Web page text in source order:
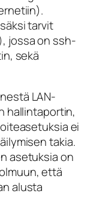
tarvit
jossa on ssh-
sekä
LAN-
hallintaportin,
ei
takia.
asetuksia on
että
alusta